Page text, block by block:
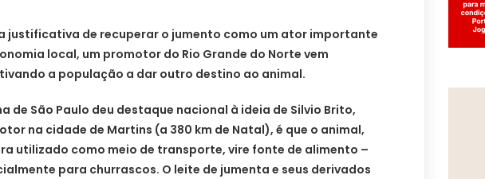
justificativa de recuperar o jumento como um ator importante
local, um promotor do Rio Grande do Norte vem
a população a dar outro destino ao animal.
de São Paulo deu destaque nacional à ideia de Silvio Brito,
na cidade de Martins (a 380 km de Natal), é que o animal,
utilizado como meio de transporte, vire fonte de alimento –
para churrascos. O leite de jumenta e seus derivados